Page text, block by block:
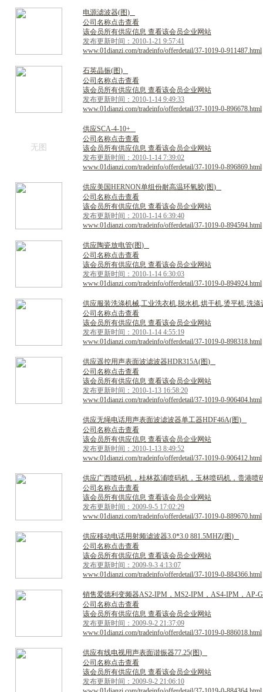
电源滤波器(图)
公司名称点击查看
该会员所有供应信息 查看该会员企业网站
发布更新时间：2010-1-21 9:57:41
www.01dianzi.com/tradeinfo/offerdetail/37-1019-0-911487.html
石英晶振(图)
公司名称点击查看
该会员所有供应信息 查看该会员企业网站
发布更新时间：2010-1-14 9:49:33
www.01dianzi.com/tradeinfo/offerdetail/37-1019-0-896678.html
无图
供应SCA-4-10+
公司名称点击查看
该会员所有供应信息 查看该会员企业网站
发布更新时间：2010-1-14 7:39:02
www.01dianzi.com/tradeinfo/offerdetail/37-1019-0-896869.html
供应美国HERNON单组份耐高温环氧胶(图)
公司名称点击查看
该会员所有供应信息 查看该会员企业网站
发布更新时间：2010-1-14 6:39:40
www.01dianzi.com/tradeinfo/offerdetail/37-1019-0-894594.html
供应陶瓷放电管(图)
公司名称点击查看
该会员所有供应信息 查看该会员企业网站
发布更新时间：2010-1-14 6:30:03
www.01dianzi.com/tradeinfo/offerdetail/37-1019-0-894924.html
供应服装洗涤机械,工业洗衣机, 脱水机,烘干机,烫平机,洗涤
公司名称点击查看
该会员所有供应信息 查看该会员企业网站
发布更新时间：2010-1-14 4:55:19
www.01dianzi.com/tradeinfo/offerdetail/37-1019-0-898318.html
供应遥控用声表面波滤波器HDR315A(图)
公司名称点击查看
该会员所有供应信息 查看该会员企业网站
发布更新时间：2010-1-13 16:58:20
www.01dianzi.com/tradeinfo/offerdetail/37-1019-0-906404.html
供应无绳电话用声表面波滤波器单工器HDF46A(图)
公司名称点击查看
该会员所有供应信息 查看该会员企业网站
发布更新时间：2010-1-13 8:49:52
www.01dianzi.com/tradeinfo/offerdetail/37-1019-0-906412.html
供应广西喷码机 ， 桂林荔浦喷码机 ， 玉林喷码机 ， 贵港喷
公司名称点击查看
该会员所有供应信息 查看该会员企业网站
发布更新时间：2009-9-5 17:02:29
www.01dianzi.com/tradeinfo/offerdetail/37-1019-0-889670.html
供应移动电话用射频滤波器3.0*3.0 881.5MHZ(图)
公司名称点击查看
该会员所有供应信息 查看该会员企业网站
发布更新时间：2009-9-3 4:13:07
www.01dianzi.com/tradeinfo/offerdetail/37-1019-0-884366.html
销售爱德利 变频器AS2-IPM ， MS2-IPM ， AS4-IPM ， AP-G
公司名称点击查看
该会员所有供应信息 查看该会员企业网站
发布更新时间：2009-9-2 21:37:09
www.01dianzi.com/tradeinfo/offerdetail/37-1019-0-886018.html
供应有线电视用声表面谐振器77.25(图)
公司名称点击查看
该会员所有供应信息 查看该会员企业网站
发布更新时间：2009-9-2 21:06:10